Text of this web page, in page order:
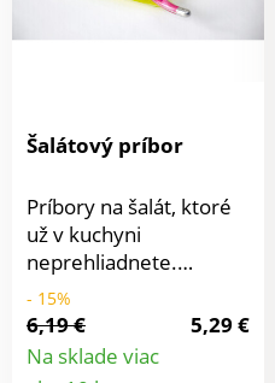
s výškou 11,4 cm, Ø 8,8
cm.
Šalátový príbor
Príbory na šalát, ktoré
už v kuchyni
neprehliadnete.
Rukoväť príboru je
štýlizovaná do imitácie
rukoväte známych
zatváracích nožov.
- 15%
6,19 €
5,29 €
Na sklade viac